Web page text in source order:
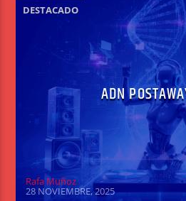
DESTACADO
ADN
Rafa Muñoz
28 NOVIEMBRE, 2025